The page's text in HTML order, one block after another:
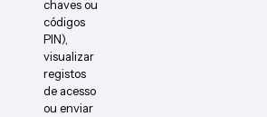
chaves ou
códigos
PIN),
visualizar
registos
de acesso
ou enviar